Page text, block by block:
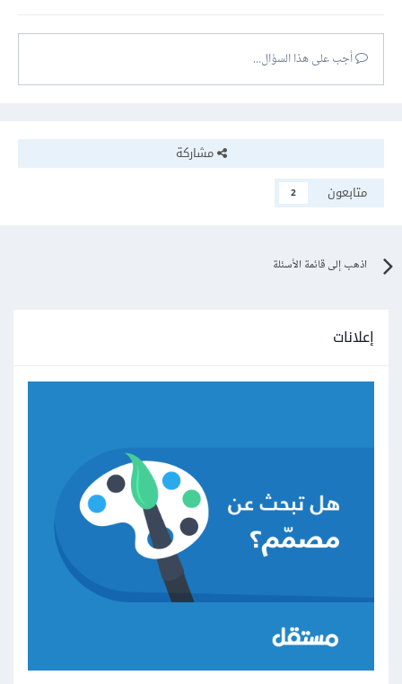
أجب على هذا السؤال...
مشاركة
متابعون
2
اذهب إلى قائمة الأسئلة
إعلانات